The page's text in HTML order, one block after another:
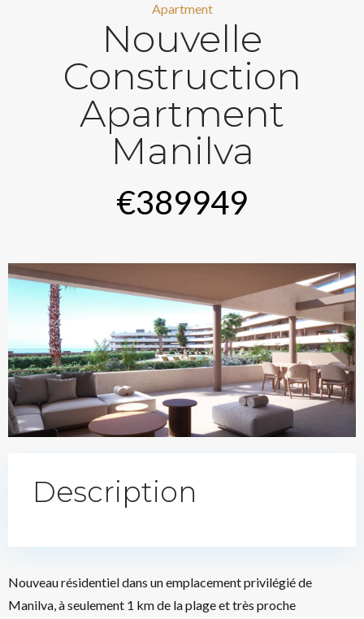
Apartment
Nouvelle
Construction
Apartment
Manilva
€389949
Description
Nouveau résidentiel dans un emplacement privilégié de
Manilva, à seulement 1 km de la plage et très proche